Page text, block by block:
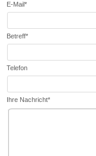
E-Mail*
Betreff*
Telefon
Ihre Nachricht*